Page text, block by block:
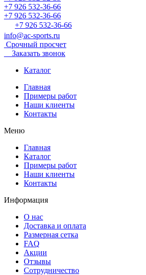
+7 926 532-36-66
+7 926 532-36-66
+7 926 532-36-66
info@ac-sports.ru
Срочный просчет
Заказать звонок
Каталог
Главная
Примеры работ
Наши клиенты
Контакты
Меню
Главная
Каталог
Примеры работ
Наши клиенты
Контакты
Информация
О нас
Доставка и оплата
Размерная сетка
FAQ
Акции
Отзывы
Сотрудничество